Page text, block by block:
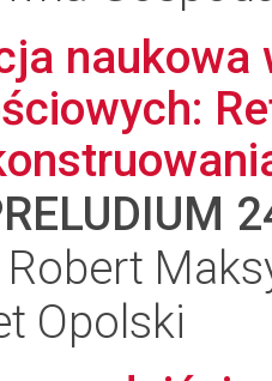
Opolski